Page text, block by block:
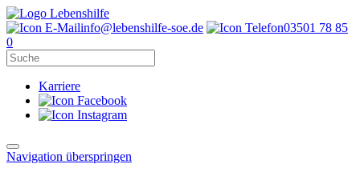
info@lebenshilfe-soe.de
03501 78 85
0
Karriere
Navigation überspringen